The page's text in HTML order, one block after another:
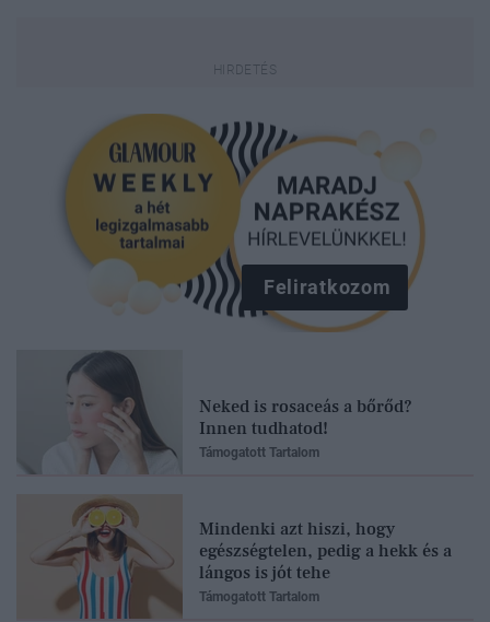
Feliratkozom
Neked is rosaceás a bőrőd?
Innen tudhatod!
Támogatott Tartalom
Mindenki azt hiszi, hogy
egészségtelen, pedig a hekk és a
lángos is jót tehe
Támogatott Tartalom